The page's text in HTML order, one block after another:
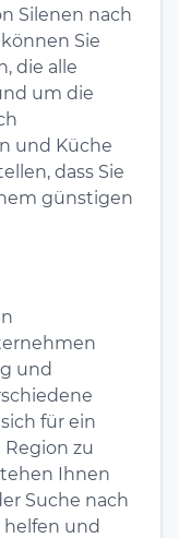
Silenen nach
Sie
die alle
um die
und Küche
dass Sie
günstigen
und
für ein
zu
Ihnen
Suche nach
und